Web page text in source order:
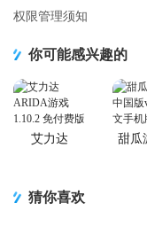
权限管理须知
你可能感兴趣的
艾力达
甜瓜
猜你喜欢